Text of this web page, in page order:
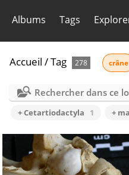
Albums Tags
Accueil /Tag 278 crâne
Rechercher dans ce
+ Cetartiodactyla
1 +